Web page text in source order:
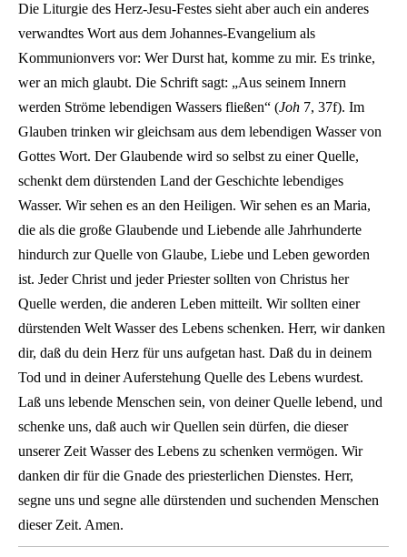
Die Liturgie des Herz-Jesu-Festes sieht aber auch ein anderes
verwandtes Wort aus dem Johannes-Evangelium als
Kommunionvers vor: Wer Durst hat, komme zu mir. Es trinke,
wer an mich glaubt. Die Schrift sagt: „Aus seinem Innern
werden Ströme lebendigen Wassers fließen“ (Joh 7, 37f). Im
Glauben trinken wir gleichsam aus dem lebendigen Wasser von
Gottes Wort. Der Glaubende wird so selbst zu einer Quelle,
schenkt dem dürstenden Land der Geschichte lebendiges
Wasser. Wir sehen es an den Heiligen. Wir sehen es an Maria,
die als die große Glaubende und Liebende alle Jahrhunderte
hindurch zur Quelle von Glaube, Liebe und Leben geworden
ist. Jeder Christ und jeder Priester sollten von Christus her
Quelle werden, die anderen Leben mitteilt. Wir sollten einer
dürstenden Welt Wasser des Lebens schenken. Herr, wir danken
dir, daß du dein Herz für uns aufgetan hast. Daß du in deinem
Tod und in deiner Auferstehung Quelle des Lebens wurdest.
Laß uns lebende Menschen sein, von deiner Quelle lebend, und
schenke uns, daß auch wir Quellen sein dürfen, die dieser
unserer Zeit Wasser des Lebens zu schenken vermögen. Wir
danken dir für die Gnade des priesterlichen Dienstes. Herr,
segne uns und segne alle dürstenden und suchenden Menschen
dieser Zeit. Amen.